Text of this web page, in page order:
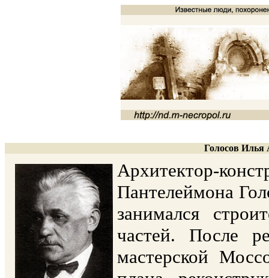
Голосов Илья
Архитектор-
Пантелеймона
занимался
частей. После
мастерской